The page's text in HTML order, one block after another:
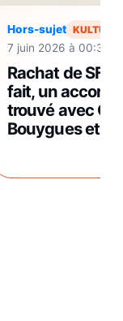
Hors-sujet
7 juin 2026 à 00:37
Rachat de SFR :
fait, un accord
trouvé avec
Bouygues et